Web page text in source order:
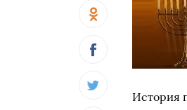
История